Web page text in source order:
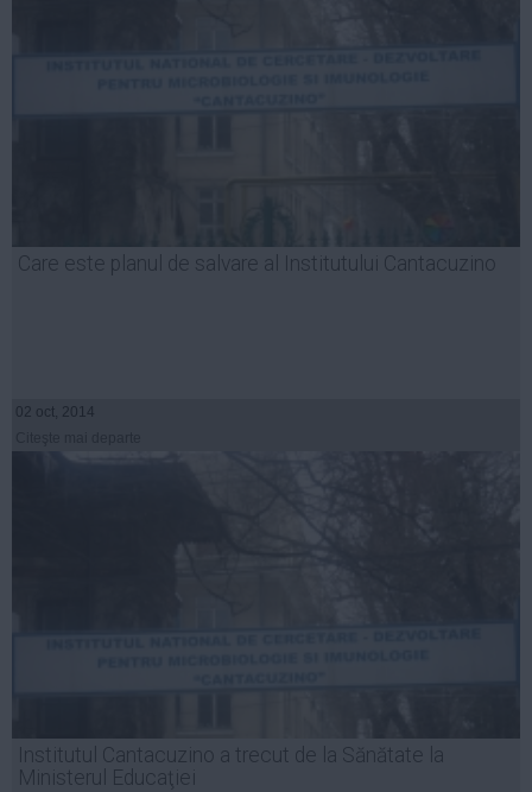
Care este planul de salvare al Institutului Cantacuzino
02 oct, 2014
Institutul Cantacuzino a trecut de la Sănătate la
Ministerul Educaţiei